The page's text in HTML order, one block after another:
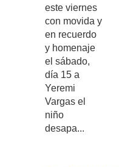
este viernes
con movida y
en recuerdo
y homenaje
el sábado,
día 15 a
Yeremi
Vargas el
niño
desapa...